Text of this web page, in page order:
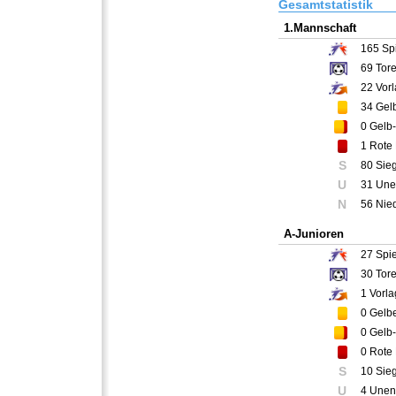
Gesamtstatistik
1.Mannschaft
165
69 Tore
22
34
0
1 Rote
S 80
U 31
N 56
A-Junioren
27
30 Tore
1
0
0
0 Rote
S 10
U 4